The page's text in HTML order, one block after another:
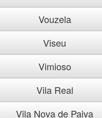
Vouzela
Viseu
Vimioso
Vila Real
Vila Nova de Paiva